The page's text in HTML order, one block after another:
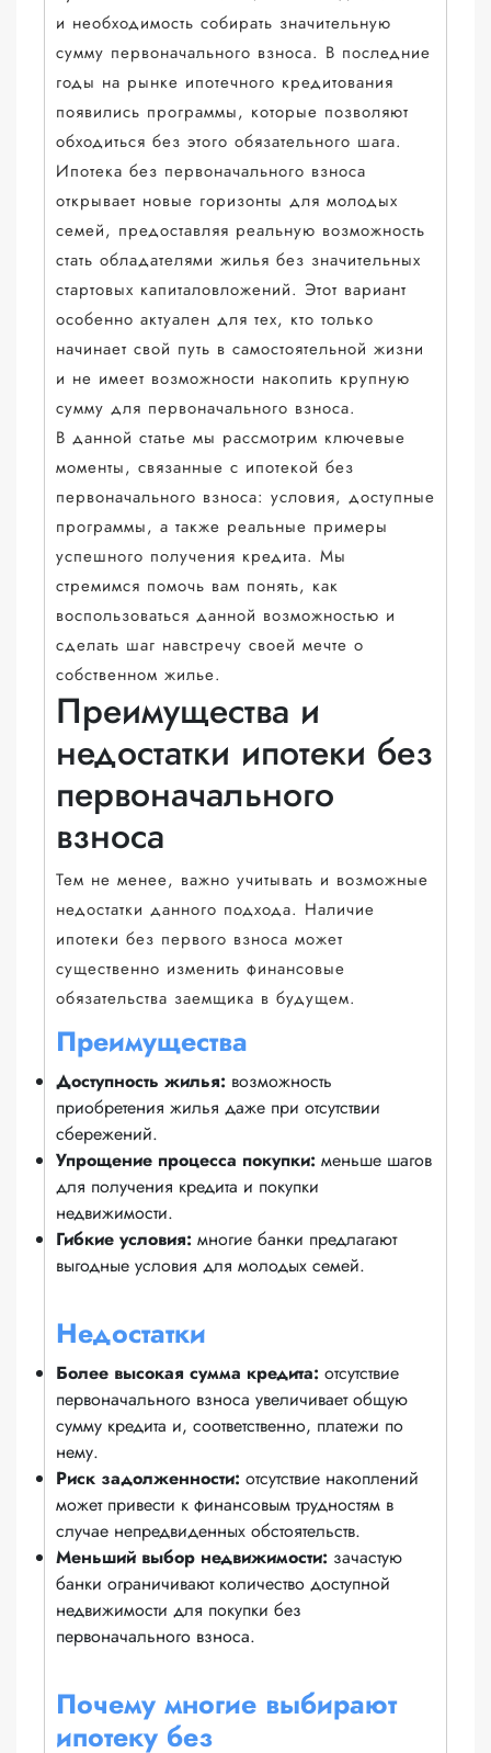
и необходимость собирать значительную
сумму первоначального взноса. В последние
годы на рынке ипотечного кредитования
появились программы, которые позволяют
обходиться без этого обязательного шага.
Ипотека без первоначального взноса
открывает новые горизонты для молодых
семей, предоставляя реальную возможность
стать обладателями жилья без значительных
стартовых капиталовложений. Этот вариант
особенно актуален для тех, кто только
начинает свой путь в самостоятельной жизни
и не имеет возможности накопить крупную
сумму для первоначального взноса.
В данной статье мы рассмотрим ключевые
моменты, связанные с ипотекой без
первоначального взноса: условия, доступные
программы, а также реальные примеры
успешного получения кредита. Мы
стремимся помочь вам понять, как
воспользоваться данной возможностью и
сделать шаг навстречу своей мечте о
собственном жилье.
Преимущества и
недостатки ипотеки без
первоначального
взноса
Тем не менее, важно учитывать и возможные
недостатки данного подхода. Наличие
ипотеки без первого взноса может
существенно изменить финансовые
обязательства заемщика в будущем.
Преимущества
Доступность жилья: возможность
приобретения жилья даже при отсутствии
сбережений.
Упрощение процесса покупки: меньше шагов
для получения кредита и покупки
недвижимости.
Гибкие условия: многие банки предлагают
выгодные условия для молодых семей.
Недостатки
Более высокая сумма кредита: отсутствие
первоначального взноса увеличивает общую
сумму кредита и, соответственно, платежи по
нему.
Риск задолженности: отсутствие накоплений
может привести к финансовым трудностям в
случае непредвиденных обстоятельств.
Меньший выбор недвижимости: зачастую
банки ограничивают количество доступной
недвижимости для покупки без
первоначального взноса.
Почему многие выбирают
ипотеку без